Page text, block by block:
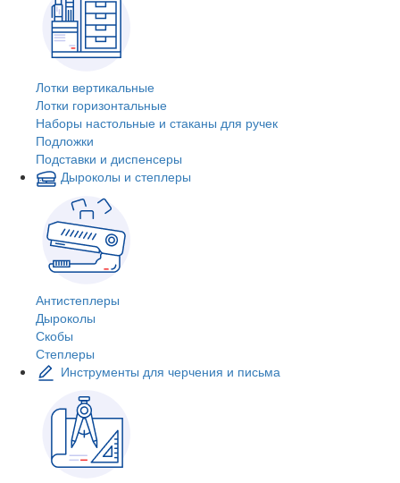
Лотки вертикальные
Лотки горизонтальные
Наборы настольные и стаканы для ручек
Подложки
Подставки и диспенсеры
Дыроколы и степлеры
Антистеплеры
Дыроколы
Скобы
Степлеры
Инструменты для черчения и письма